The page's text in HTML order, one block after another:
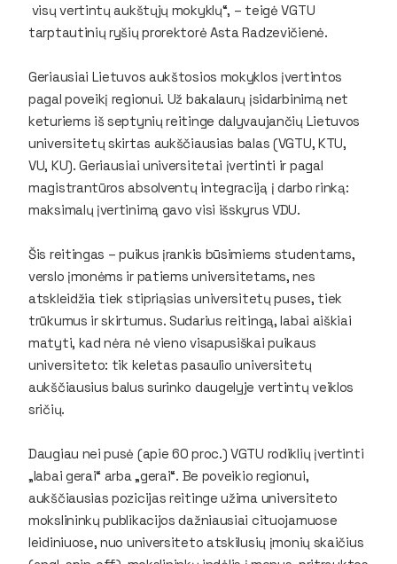
visų vertintų aukštųjų mokyklų“, – teigė VGTU
tarptautinių ryšių prorektorė Asta Radzevičienė.
Geriausiai Lietuvos aukštosios mokyklos įvertintos
pagal poveikį regionui. Už bakalaurų įsidarbinimą net
keturiems iš septynių reitinge dalyvaujančių Lietuvos
universitetų skirtas aukščiausias balas (VGTU, KTU,
VU, KU). Geriausiai universitetai įvertinti ir pagal
magistrantūros absolventų integraciją į darbo rinką:
maksimalų įvertinimą gavo visi išskyrus VDU.
Šis reitingas – puikus įrankis būsimiems studentams,
verslo įmonėms ir patiems universitetams, nes
atskleidžia tiek stipriąsias universitetų puses, tiek
trūkumus ir skirtumus. Sudarius reitingą, labai aiškiai
matyti, kad nėra nė vieno visapusiškai puikaus
universiteto: tik keletas pasaulio universitetų
aukščiausius balus surinko daugelyje vertintų veiklos
sričių.
Daugiau nei pusė (apie 60 proc.) VGTU rodiklių įvertinti
„labai gerai“ arba „gerai“. Be poveikio regionui,
aukščiausias pozicijas reitinge užima universiteto
mokslininkų publikacijos dažniausiai cituojamuose
leidiniuose, nuo universiteto atskilusių įmonių skaičius